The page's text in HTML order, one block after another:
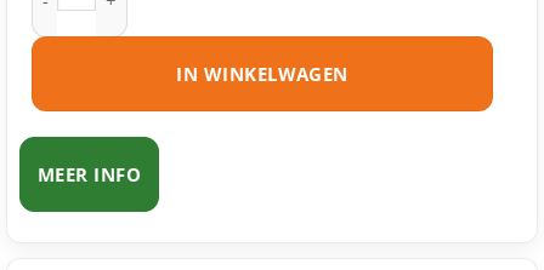
IN WINKELWAGEN
MEER INFO